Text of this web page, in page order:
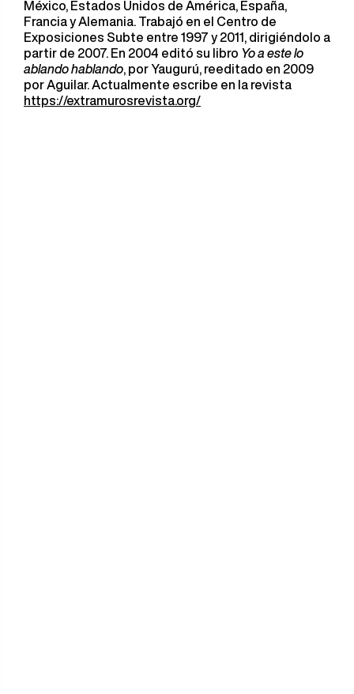
México, Estados Unidos de América, España,
Francia y Alemania. Trabajó en el Centro de
Exposiciones Subte entre 1997 y 2011, dirigiéndolo a
partir de 2007. En 2004 editó su libro Yo a este lo
ablando hablando , por Yaugurú, reeditado en 2009
por Aguilar. Actualmente escribe en la revista
https://extramurosrevista.org/